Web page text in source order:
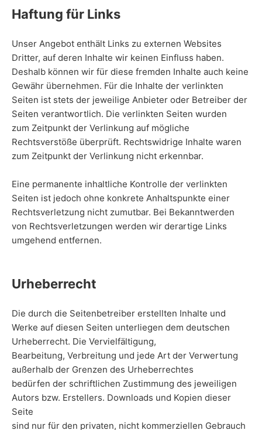
Haftung für Links
Unser Angebot enthält Links zu externen Websites
Dritter, auf deren Inhalte wir keinen Einfluss haben.
Deshalb können wir für diese fremden Inhalte auch keine
Gewähr übernehmen. Für die Inhalte der verlinkten
Seiten ist stets der jeweilige Anbieter oder Betreiber der
Seiten verantwortlich. Die verlinkten Seiten wurden
zum Zeitpunkt der Verlinkung auf mögliche
Rechtsverstöße überprüft. Rechtswidrige Inhalte waren
zum Zeitpunkt der Verlinkung nicht erkennbar.
Eine permanente inhaltliche Kontrolle der verlinkten
Seiten ist jedoch ohne konkrete Anhaltspunkte einer
Rechtsverletzung nicht zumutbar. Bei Bekanntwerden
von Rechtsverletzungen werden wir derartige Links
umgehend entfernen.
Urheberrecht
Die durch die Seitenbetreiber erstellten Inhalte und
Werke auf diesen Seiten unterliegen dem deutschen
Urheberrecht. Die Vervielfältigung,
Bearbeitung, Verbreitung und jede Art der Verwertung
außerhalb der Grenzen des Urheberrechtes
bedürfen der schriftlichen Zustimmung des jeweiligen
Autors bzw. Erstellers. Downloads und Kopien dieser
Seite
sind nur für den privaten, nicht kommerziellen Gebrauch